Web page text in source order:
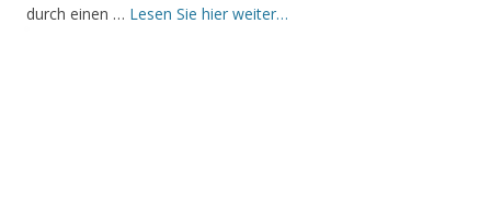
durch einen … Lesen Sie hier weiter…